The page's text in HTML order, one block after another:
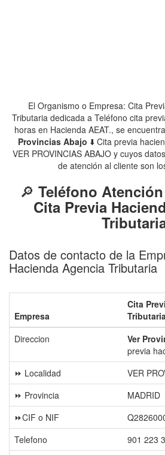
El Organismo o Empresa: Cita
Tributaria dedicada a Teléfono cita
horas en Hacienda AEAT., se
Provincias Abajo ⬇️ Cita previa
VER PROVINCIAS ABAJO y cuyos
de atención al cliente son
🔎 Teléfono
Cita Previa
Datos de contacto de la
Hacienda Agencia Tributaria
Empresa
Cita
Direccion
Ver
previa
⏩ Localidad
VER
⏩ Provincia
MADRID
⏩CIF o NIF
Telefono
901 223